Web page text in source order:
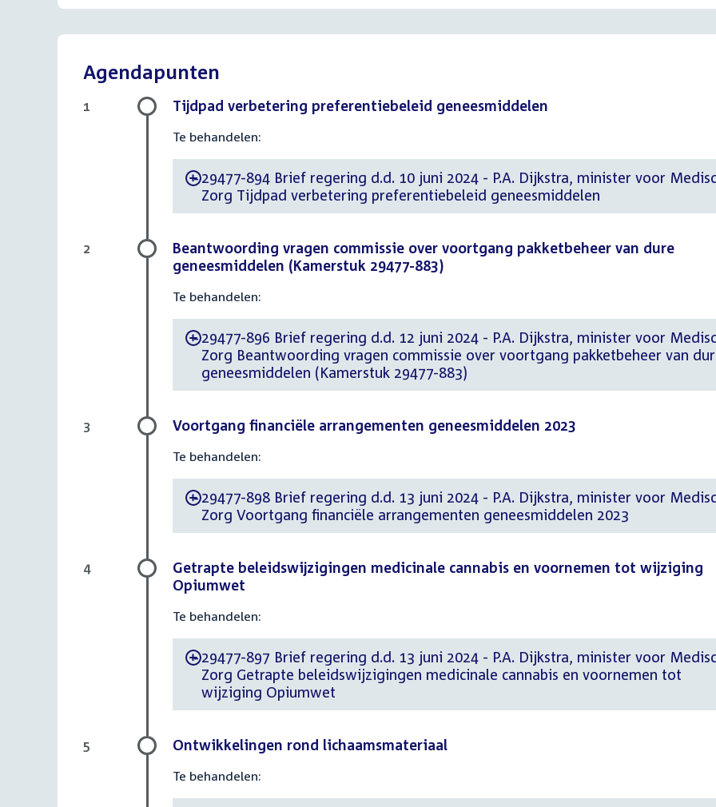
Agendapunten
Tijdpad verbetering preferentiebeleid geneesmiddelen
Te behandelen:
-29477-894 Brief regering d.d. 10 juni 2024 - P.A. Dijkstra, minister voor
Zorg Tijdpad verbetering preferentiebeleid geneesmiddelen
1
Beantwoording vragen commissie over voortgang pakketbeheer van dure
geneesmiddelen (Kamerstuk 29477-883)
Te behandelen:
-29477-896 Brief regering d.d. 12 juni 2024 - P.A. Dijkstra, minister voor
Zorg Beantwoording vragen commissie over voortgang pakketbeheer van
geneesmiddelen (Kamerstuk 29477-883)
2
Voortgang financiële arrangementen geneesmiddelen 2023
Te behandelen:
-29477-898 Brief regering d.d. 13 juni 2024 - P.A. Dijkstra, minister voor
Zorg Voortgang financiële arrangementen geneesmiddelen 2023
3
Getrapte beleidswijzigingen medicinale cannabis en voornemen tot wijziging
Opiumwet
Te behandelen:
-29477-897 Brief regering d.d. 13 juni 2024 - P.A. Dijkstra, minister voor
Zorg Getrapte beleidswijzigingen medicinale cannabis en voornemen tot
wijziging Opiumwet
4
Ontwikkelingen rond lichaamsmateriaal
Te behandelen:
5